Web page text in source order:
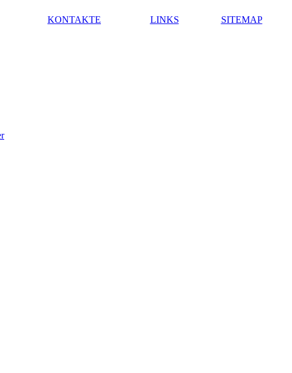
KONTAKTE LINKS
SITEMAP